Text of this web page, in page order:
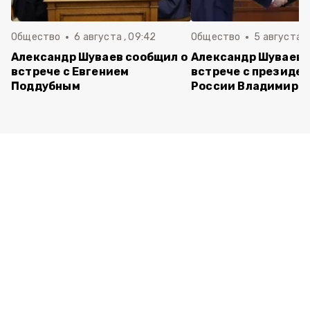
Общество 6 августа , 09:42
Александр Шуваев сообщил о
встрече с Евгением
Поддубным
Общество 5 августа ,
Александр Шуваев
встрече с
России